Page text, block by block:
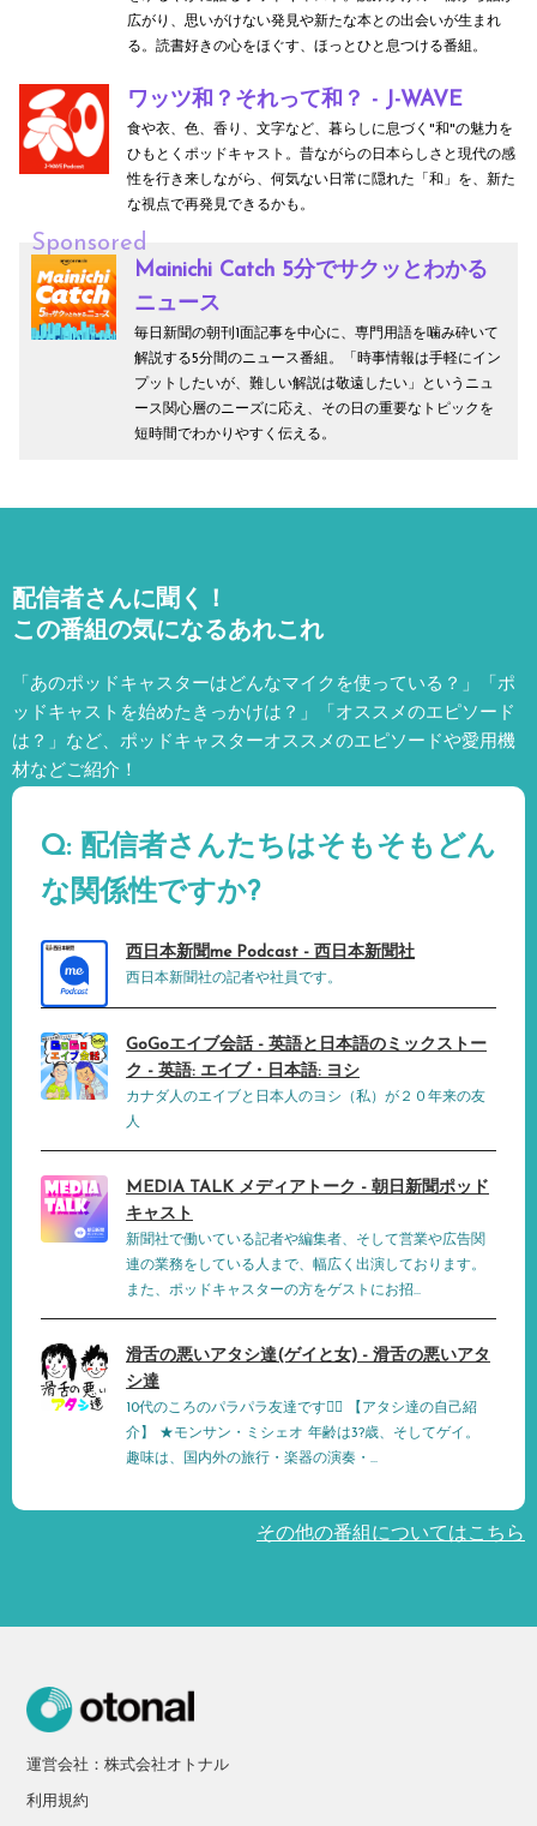
広がり、思いがけない発見や新たな本との出会いが生まれ
る。読書好きの心をほぐす、ほっとひと息つける番組。
ワッツ和？それって和？ - J-WAVE
食や衣、色、香り、文字など、暮らしに息づく"和"の魅力を
ひもとくポッドキャスト。昔ながらの日本らしさと現代の感
性を行き来しながら、何気ない日常に隠れた「和」を、新た
な視点で再発見できるかも。
Sponsored
Mainichi Catch 5分でサクッとわかる
ニュース
毎日新聞の朝刊1面記事を中心に、専門用語を噛み砕いて
解説する5分間のニュース番組。「時事情報は手軽にイン
プットしたいが、難しい解説は敬遠したい」というニュ
ース関心層のニーズに応え、その日の重要なトピックを
短時間でわかりやすく伝える。
配信者さんに聞く！
この番組の気になるあれこれ
「あのポッドキャスターはどんなマイクを使っている？」「ポ
ッドキャストを始めたきっかけは？」「オススメのエピソード
は？」など、 ポッドキャスターオススメのエピソードや愛用機
材などご紹介！
Q: 配信者さんたちはそもそもどん
な関係性ですか?
西日本新聞me Podcast - 西日本新聞社
西日本新聞社の記者や社員です。
GoGoエイブ会話 - 英語と日本語のミックストー
ク - 英語: エイブ・日本語: ヨシ
カナダ人のエイブと日本人のヨシ（私）が２０年来の友
人
MEDIA TALK メディアトーク - 朝日新聞ポッド
キャスト
新聞社で働いている記者や編集者、そして営業や広告関
連の業務をしている人まで、幅広く出演しております。
また、ポッドキャスターの方をゲストにお招...
滑舌の悪いアタシ達(ゲイと女) - 滑舌の悪いアタ
シ達
10代のころのパラパラ友達です👯‍♀️ 【アタシ達の自己紹
介】 ★モンサン・ミシェオ 年齢は3?歳、そしてゲイ。
趣味は、国内外の旅行・楽器の演奏・...
その他の番組についてはこちら
運営会社：株式会社オトナル
利用規約